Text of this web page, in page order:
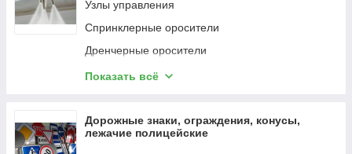
Электронная книга
Игровое кресло
Картридж EPSON
Кабель HDMI
Научный калькулятор
Узлы управления
Спринклерные оросители
Дренчерные оросители
Порошковое пожаротушение
Пожарная автоматика
Клапан обратный однодисковый "Баге"
Показать всё
Дорожные знаки, ограждения, конусы,
лежачие полицейские